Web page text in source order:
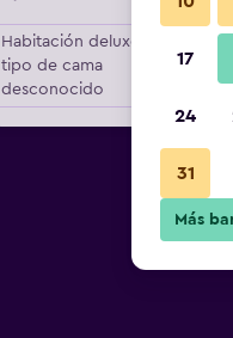
Habitación deluxe,
tipo de cama
desconocido
17
24
31
Más